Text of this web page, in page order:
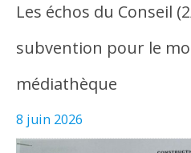
Les échos du Conseil
subvention pour le
médiathèque
8 juin 2026